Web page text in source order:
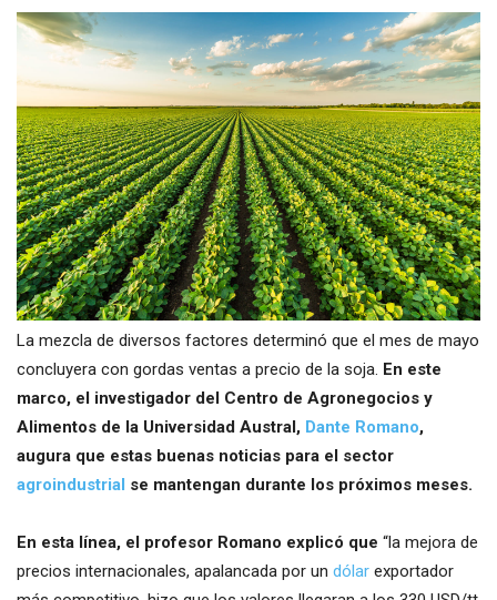
La mezcla de diversos factores determinó que el mes de mayo
concluyera con gordas ventas a precio de la soja. En este
marco, el investigador del Centro de Agronegocios y
Alimentos de la Universidad Austral, Dante Romano,
augura que estas buenas noticias para el sector
agroindustrial se mantengan durante los próximos meses.
En esta línea, el profesor Romano explicó que “la mejora de
precios internacionales, apalancada por un dólar exportador